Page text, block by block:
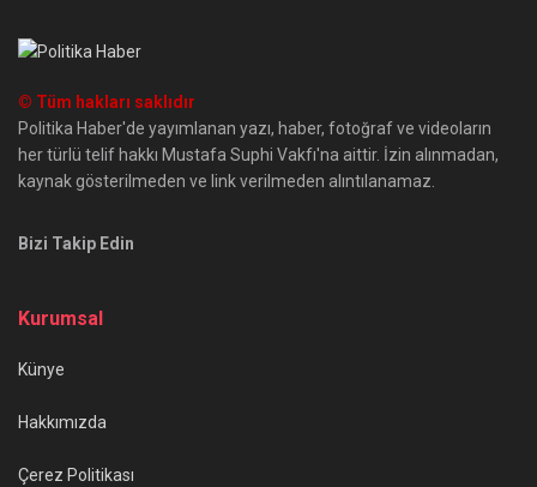
© Tüm hakları saklıdır
Politika Haber'de yayımlanan yazı, haber, fotoğraf ve videoların
her türlü telif hakkı Mustafa Suphi Vakfı'na aittir. İzin alınmadan,
kaynak gösterilmeden ve link verilmeden alıntılanamaz.
Bizi Takip Edin
Kurumsal
Künye
Hakkımızda
Çerez Politikası